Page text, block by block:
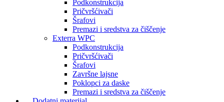
Podkonstrukcija
Pričvršćivači
Šrafovi
Premazi i sredstva za čiščenje
Exterra WPC
Podkonstrukcija
Pričvršćivači
Šrafovi
Završne lajsne
Poklopci za daske
Premazi i sredstva za čiščenje